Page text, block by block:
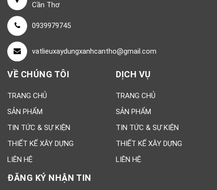
Cần Thơ
0939979745
vatlieuxaydungxanhcantho@gmail.com
VỀ CHÚNG TÔI
TRANG CHỦ
SẢN PHẨM
TIN TỨC & SỰ KIỆN
THIẾT KẾ XÂY DỰNG
LIÊN HỆ
DỊCH VỤ
TRANG CHỦ
SẢN PHẨM
TIN TỨC & SỰ KIỆN
THIẾT KẾ XÂY DỰNG
LIÊN HỆ
ĐĂNG KÝ NHẬN TIN